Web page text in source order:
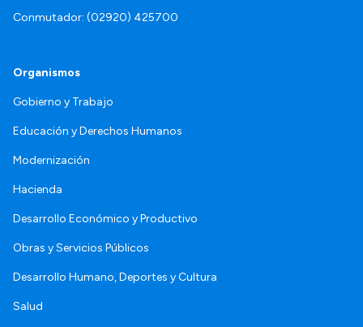
Conmutador: (02920) 425700
Organismos
Gobierno y Trabajo
Educación y Derechos Humanos
Modernización
Hacienda
Desarrollo Económico y Productivo
Obras y Servicios Públicos
Desarrollo Humano, Deportes y Cultura
Salud